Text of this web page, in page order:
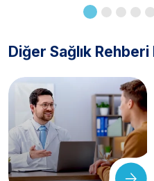
Diğer Sağlık